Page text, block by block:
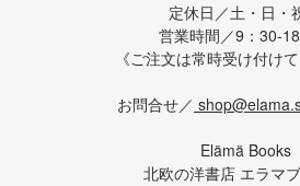
定休日／土・日・
営業時間／9：30-
《ご注文は常時受け付け
お問合せ／
Elämä Books
北欧の洋書店 エラマ